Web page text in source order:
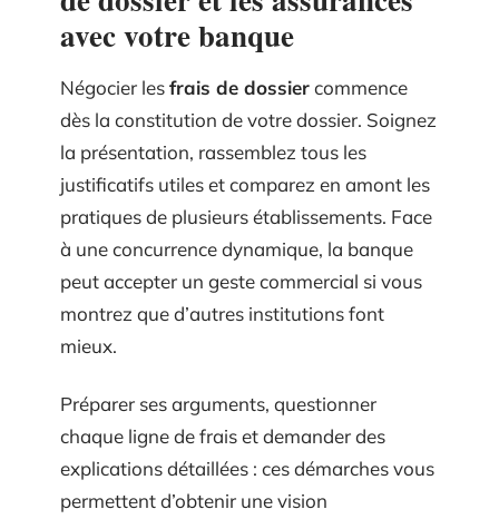
avec votre banque
Négocier lesfrais de dossiercommence
dès la constitution de votre dossier. Soignez
la présentation, rassemblez tous les
justificatifs utiles et comparez en amont les
pratiques de plusieurs établissements. Face
à une concurrence dynamique, la banque
peut accepter un geste commercial si vous
montrez que d’autres institutions font
mieux.
Préparer ses arguments, questionner
chaque ligne de frais et demander des
explications détaillées : ces démarches vous
permettent d’obtenir une vision